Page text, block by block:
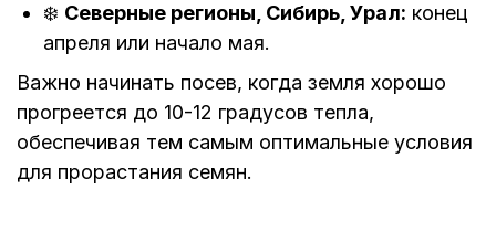
❄️ Северные регионы, Сибирь, Урал: конец
апреля или начало мая.
Важно начинать посев, когда земля хорошо
прогреется до 10-12 градусов тепла,
обеспечивая тем самым оптимальные условия
для прорастания семян.